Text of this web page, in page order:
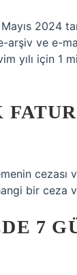
Mayıs
ve e-
yılı için 1
cezası
bir ceza
7